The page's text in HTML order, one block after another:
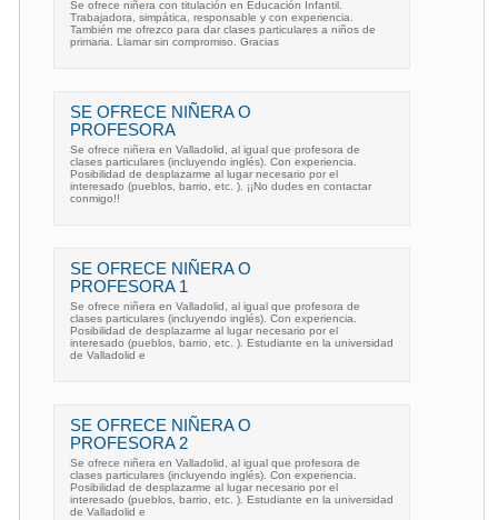
Se ofrece niñera con titulación en Educación Infantil.
Trabajadora, simpática, responsable y con experiencia.
También me ofrezco para dar clases particulares a niños de
primaria. Llamar sin compromiso. Gracias
SE OFRECE NIÑERA O
PROFESORA
Se ofrece niñera en Valladolid, al igual que profesora de
clases particulares (incluyendo inglés). Con experiencia.
Posibilidad de desplazarme al lugar necesario por el
interesado (pueblos, barrio, etc. ). ¡¡No dudes en contactar
conmigo!!
SE OFRECE NIÑERA O
PROFESORA 1
Se ofrece niñera en Valladolid, al igual que profesora de
clases particulares (incluyendo inglés). Con experiencia.
Posibilidad de desplazarme al lugar necesario por el
interesado (pueblos, barrio, etc. ). Estudiante en la universidad
de Valladolid e
SE OFRECE NIÑERA O
PROFESORA 2
Se ofrece niñera en Valladolid, al igual que profesora de
clases particulares (incluyendo inglés). Con experiencia.
Posibilidad de desplazarme al lugar necesario por el
interesado (pueblos, barrio, etc. ). Estudiante en la universidad
de Valladolid e